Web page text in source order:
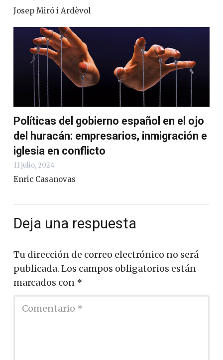
Josep Miró i Ardèvol
Políticas del gobierno español en el ojo
del huracán: empresarios, inmigración e
iglesia en conflicto
11 julio, 2024
Enric Casanovas
Deja una respuesta
Tu dirección de correo electrónico no será
publicada. Los campos obligatorios están
marcados con *